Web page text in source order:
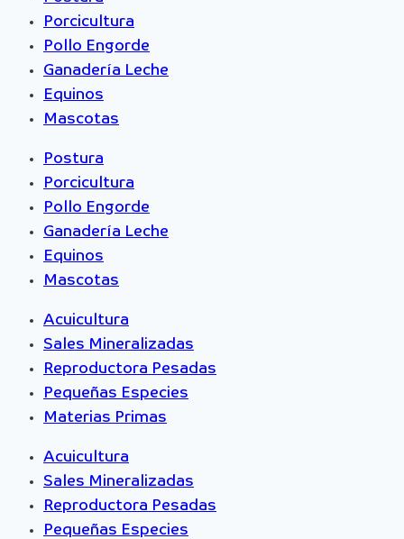
Porcicultura
Pollo Engorde
Ganadería Leche
Equinos
Mascotas
Postura
Porcicultura
Pollo Engorde
Ganadería Leche
Equinos
Mascotas
Acuicultura
Sales Mineralizadas
Reproductora Pesadas
Pequeñas Especies
Materias Primas
Acuicultura
Sales Mineralizadas
Reproductora Pesadas
Pequeñas Especies